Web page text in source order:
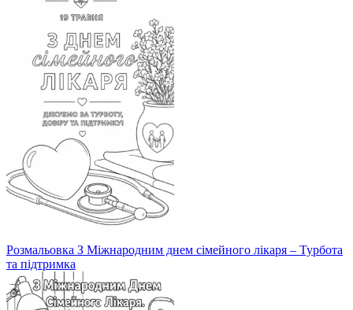
Розмальовка З Міжнародним днем сімейного лікаря – Турбота
та підтримка